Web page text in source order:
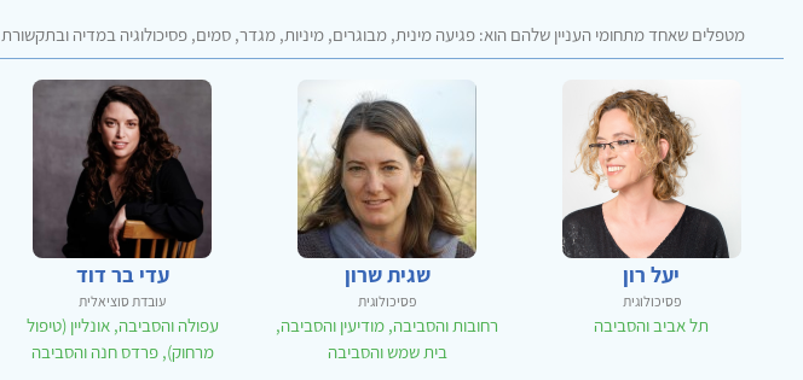
מטפלים שאחד מתחומי העניין שלהם הוא: פגיעה מינית, מבוגרים, מיניות, מגדר, סמים, פסיכולוגיה במדיה ובתקשורת
יעל רון
פסיכולוגית
תל אביב והסביבה
שגית שרון
פסיכולוגית
רחובות והסביבה, מודיעין והסביבה,
בית שמש והסביבה
עדי בר דוד
עובדת סוציאלית
עפולה והסביבה, אונליין (טיפול
מרחוק), פרדס חנה והסביבה